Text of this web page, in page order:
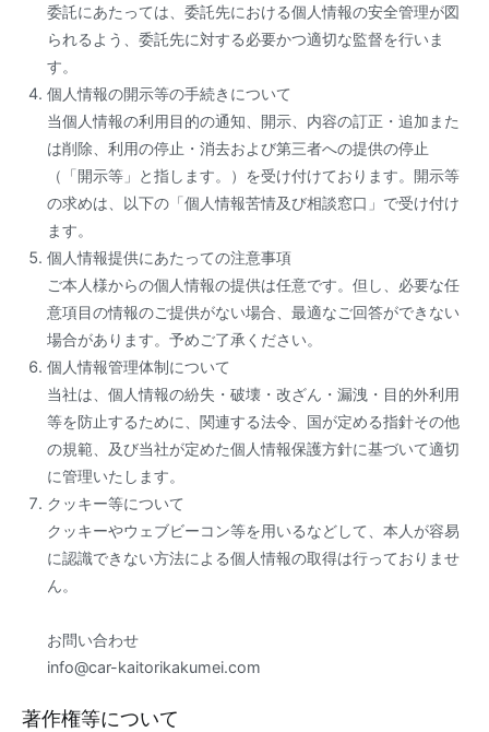
委託にあたっては、委託先における個人情報の安全管理が図
られるよう、委託先に対する必要かつ適切な監督を行いま
す。
個人情報の開示等の手続きについて
当個人情報の利用目的の通知、開示、内容の訂正・追加また
は削除、利用の停止・消去および第三者への提供の停止
（「開示等」と指します。）を受け付けております。開示等
の求めは、以下の「個人情報苦情及び相談窓口」で受け付け
ます。
個人情報提供にあたっての注意事項
ご本人様からの個人情報の提供は任意です。但し、必要な任
意項目の情報のご提供がない場合、最適なご回答ができない
場合があります。予めご了承ください。
個人情報管理体制について
当社は、個人情報の紛失・破壊・改ざん・漏洩・目的外利用
等を防止するために、関連する法令、国が定める指針その他
の規範、及び当社が定めた個人情報保護方針に基づいて適切
に管理いたします。
クッキー等について
クッキーやウェブビーコン等を用いるなどして、本人が容易
に認識できない方法による個人情報の取得は行っておりませ
ん。
お問い合わせ
info@car-kaitorikakumei.com
著作権等について